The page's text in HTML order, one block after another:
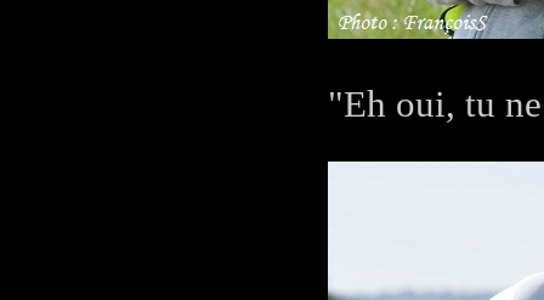
"Eh oui, tu